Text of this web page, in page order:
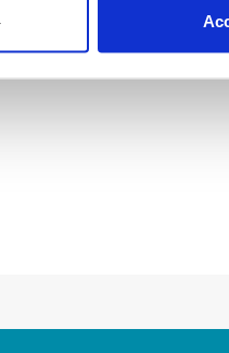
di caratteristiche